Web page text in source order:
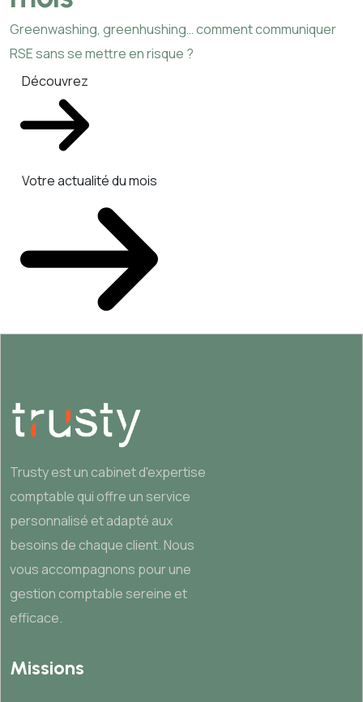
Greenwashing, greenhushing… comment communiquer
RSE sans se mettre en risque ?
Découvrez
Votre actualité du mois
Trusty est un cabinet d'expertise
comptable qui offre un service
personnalisé et adapté aux
besoins de chaque client. Nous
vous accompagnons pour une
gestion comptable sereine et
efficace.
Missions